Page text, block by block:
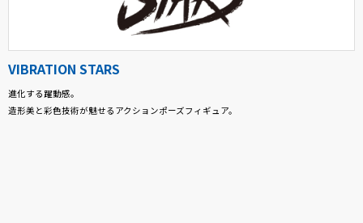
VIBRATION STARS
進化する躍動感。
造形美と彩色技術が魅せるアクションポーズフィギュア。